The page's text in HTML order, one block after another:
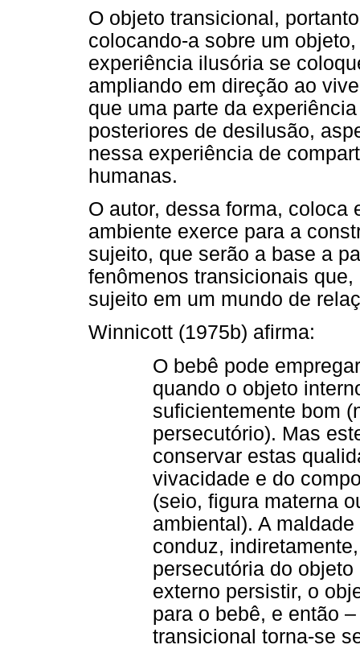
O objeto transicional,
colocando-a sobre um
experiência ilusória se
ampliando em direção ao
que uma parte da
posteriores de desilusão,
nessa experiência de
humanas.
O autor, dessa forma, coloca
ambiente exerce para a
sujeito, que serão a base a
fenômenos transicionais
sujeito em um mundo de
Winnicott (1975b) afirma:
O bebê pode
quando o objeto
suficientemente bom
persecutório). Mas
conservar estas
vivacidade e do
(seio, figura materna
ambiental). A
conduz,
persecutória do
externo persistir, o
para o bebê, e então
transicional torna-se